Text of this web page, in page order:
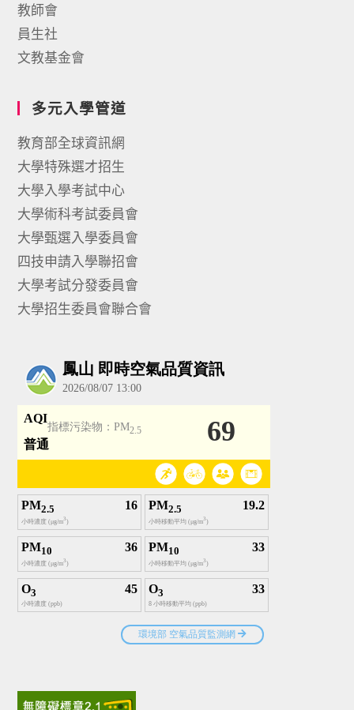
教師會
員生社
文教基金會
多元入學管道
教育部全球資訊網
大學特殊選才招生
大學入學考試中心
大學術科考試委員會
大學甄選入學委員會
四技申請入學聯招會
大學考試分發委員會
大學招生委員會聯合會